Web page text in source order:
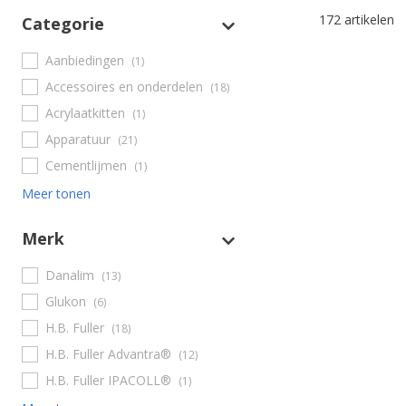
Categorie
Aanbiedingen (1)
Accessoires en onderdelen (18)
Acrylaatkitten (1)
Apparatuur (21)
Cementlijmen (1)
Meer tonen
Merk
Danalim (13)
Glukon (6)
H.B. Fuller (18)
H.B. Fuller Advantra® (12)
H.B. Fuller IPACOLL® (1)
172 artikelen